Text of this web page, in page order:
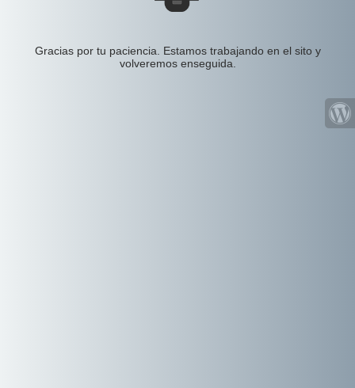
Gracias por tu paciencia. Estamos trabajando en el sito y
volveremos enseguida.